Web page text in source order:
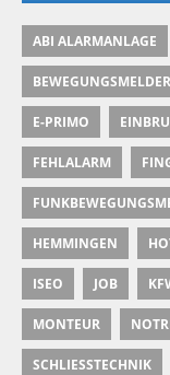
ABI ALARMANLAGE
BEWEGUNGSMELDER
E-PRIMO
FEHLALARM
HEMMINGEN
ISEO JOB
MONTEUR
SCHLIESSTECHNIK